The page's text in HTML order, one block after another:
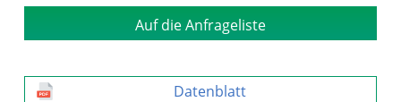
Auf die Anfrageliste
Datenblatt